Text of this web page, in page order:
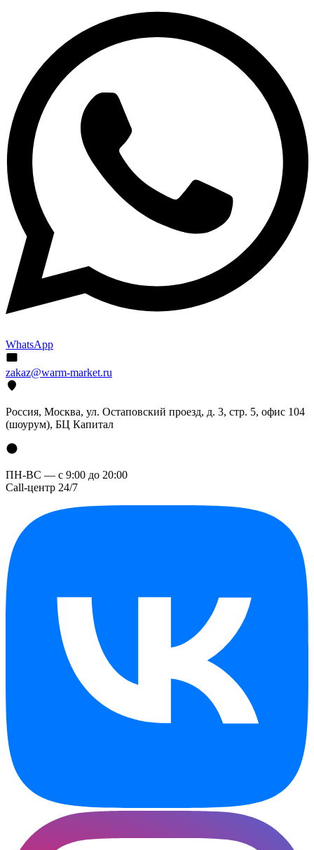
WhatsApp
zakaz@warm-market.ru
Россия, Москва, ул. Остаповский проезд, д. 3, стр. 5, офис 104
(шоурум), БЦ Капитал
ПН-ВС — с 9:00 до 20:00
Call-центр 24/7